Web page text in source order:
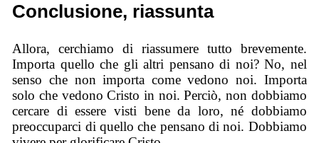
Conclusione, riassunta
Allora, cerchiamo di riassumere tutto brevemente.
Importa quello che gli altri pensano di noi? No, nel
senso che non importa come vedono noi. Importa
solo che vedono Cristo in noi. Perciò, non dobbiamo
cercare di essere visti bene da loro, né dobbiamo
preoccuparci di quello che pensano di noi. Dobbiamo